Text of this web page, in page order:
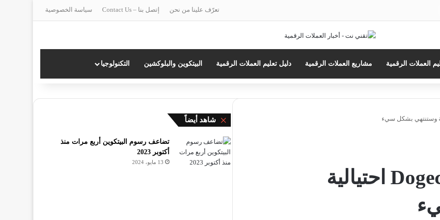
تعرّف علينا من نحن إتصل بنا – Contact Us سياسة الخصوصية
العملات الرقمية مشاريع العملات الرقمية دليل تعليم العملات الرقمية البيتكوين والبلوكشين التكنولوجيا
مستشار مالي Dogecoin احتيالية
شاهد أيضاً
إغلاق
تضاعف رسوم البيتكوين أربع مرات منذ
أكتوبر 2023
13 مايو، 2024